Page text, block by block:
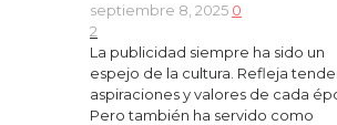
septiembre 8, 2025 0
2
La publicidad siempre ha sido un
espejo de la cultura. Refleja
aspiraciones y valores de cada
Pero también ha servido como